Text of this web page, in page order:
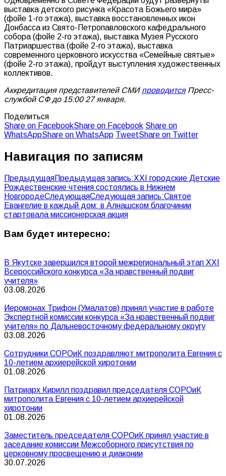
выставка детского рисунка «Красота Божьего мира»
(фойе 1-го этажа), выставка восстановленных икон
Донбасса из Свято-Петропавловского кафедрального
собора (фойе 2-го этажа), выставка Музея Русского
Патриаршества (фойе 2-го этажа), выставка
современного церковного искусства «Семейные святые»
(фойе 2-го этажа), пройдут выступления художественных
коллективов.
Аккредитация представителей СМИ проводитсяПресс-
службой СФ до 15:00 27 января.
Поделиться
Share on FacebookShare on Facebook Share on
WhatsAppShare on WhatsApp TweetShare on Twitter
Навигация по записям
ПредыдущаяПредыдущая запись:XXI городские Детские
Рождественские чтения состоялись в Нижнем
НовгородеСледующаяСледующая запись:Святое
Евангелие в каждый дом: в Алнашском благочинии
стартовала миссионерская акция
Вам будет интересно:
В Якутске завершился второй межрегиональный этап XXI
Всероссийского конкурса «За нравственный подвиг
учителя»
03.08.2026
Иеромонах Трифон (Умалатов) принял участие в работе
Экспертной комиссии конкурса «За нравственный подвиг
учителя» по Дальневосточному федеральному округу
03.08.2026
Сотрудники СОРОиК поздравляют митрополита Евгения с
10-летием архиерейской хиротонии
01.08.2026
Патриарх Кирилл поздравил председателя СОРОиК
митрополита Евгения с 10-летием архиерейской
хиротонии
01.08.2026
Заместитель председателя СОРОиК принял участие в
заседание комиссии Межсоборного присутствия по
церковному просвещению и диаконии
30.07.2026